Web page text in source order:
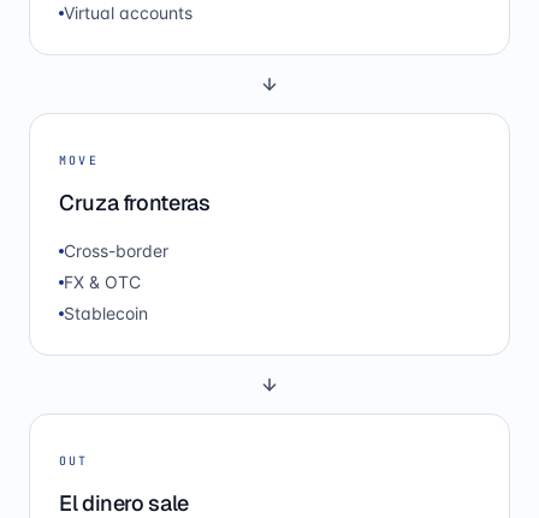
Virtual accounts
MOVE
Cruza fronteras
Cross-border
FX & OTC
Stablecoin
OUT
El dinero sale